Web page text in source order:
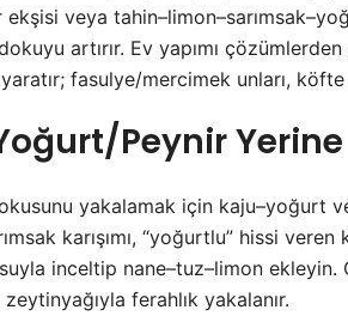
ekşisi veya
artırır. Ev yapımı
fasulye/mercimek unları,
Peynir Yerine
yakalamak için kaju–yoğurt
karışımı, “yoğurtlu” hissi
inceltip nane–tuz–limon ekleyin.
ferahlık yakalanır.